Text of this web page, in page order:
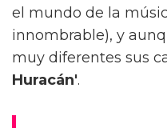
el mundo de la
innombrable), y
muy diferentes sus
Huracán'.